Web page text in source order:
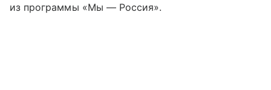
из программы «Мы — Россия».